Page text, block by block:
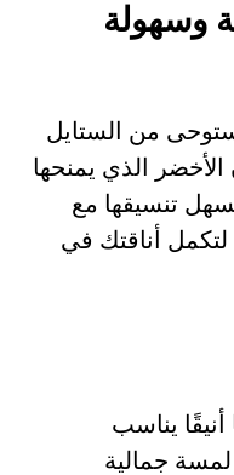
وسهولة
من الستايل
الأخضر الذي يمنحها
تنسيقها مع
لتكمل أناقتك في
يناسب
جمالية